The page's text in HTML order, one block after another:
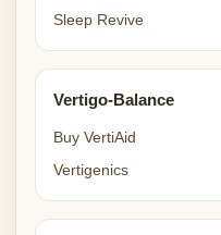
Sleep Revive
Vertigo-Balance
Buy VertiAid
Vertigenics